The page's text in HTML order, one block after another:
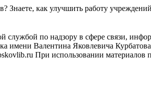
как улучшить работу
по надзору в сфере связи,
имени Валентина Яковлевича
При использовании материалов